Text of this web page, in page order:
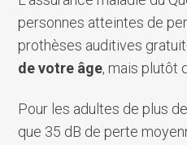
personnes atteintes de
prothèses auditives
de votre âge, mais plutôt
Pour les adultes de plus
que 35 dB de perte